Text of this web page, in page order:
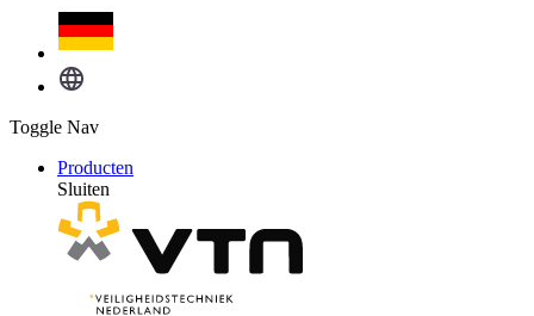
Toggle Nav
Producten
Sluiten